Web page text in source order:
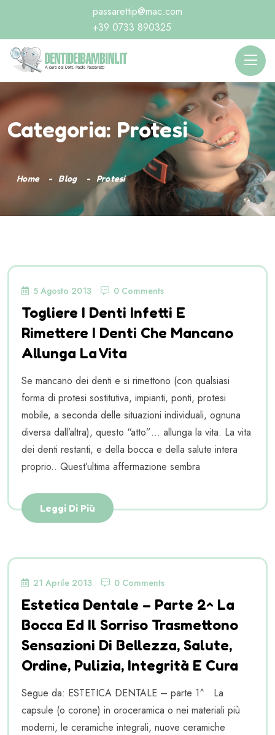
passarettip@mac.com
+39 0733 890325
Categoria: Protesi
Home Blog Protesi
5 Agosto 2013 0 Comments
Togliere I Denti Infetti E
Rimettere I Denti Che Mancano
Allunga La Vita
Se mancano dei denti e si rimettono (con qualsiasi
forma di protesi sostitutiva, impianti, ponti, protesi
mobile, a seconda delle situazioni individuali, ognuna
diversa dall’altra), questo “atto”… allunga la vita. La vita
dei denti restanti, e della bocca e della salute intera
proprio.. Quest’ultima affermazione sembra
Leggi Di Più
21 Aprile 2013 0 Comments
Estetica Dentale – Parte 2^ La
Bocca Ed Il Sorriso Trasmettono
Sensazioni Di Bellezza, Salute,
Ordine, Pulizia, Integrità E Cura
Segue da: ESTETICA DENTALE – parte 1^ La
capsule (o corone) in oroceramica o nei materiali più
moderni, le ceramiche integrali, nuove ceramiche